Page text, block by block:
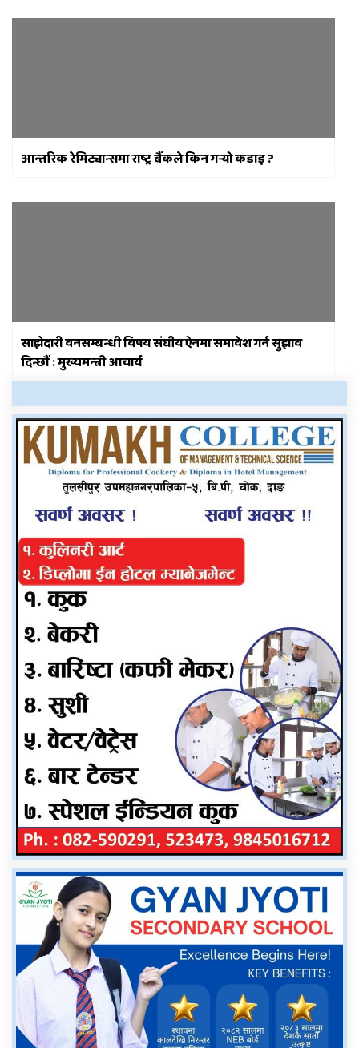
आन्तरिक रेमिट्यान्समा राष्ट्र बैंकले किन गर्‍यो कडाइ ?
साझेदारी वनसम्बन्धी विषय संघीय ऐनमा समावेश गर्न सुझाव
दिन्छौं : मुख्यमन्त्री आचार्य